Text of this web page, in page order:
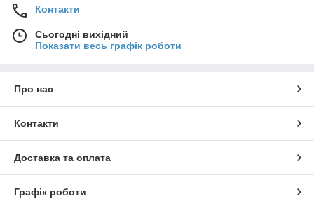
Контакти
Сьогодні вихідний
Показати весь графік роботи
Про нас
Контакти
Доставка та оплата
Графік роботи